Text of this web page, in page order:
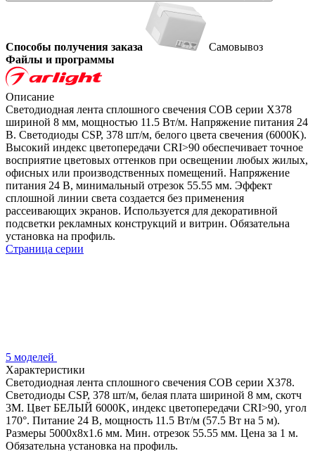
Способы получения заказа
Самовывоз
Файлы и программы
Описание
Светодиодная лента сплошного свечения COB серии X378
шириной 8 мм, мощностью 11.5 Вт/м. Напряжение питания 24
В. Светодиоды CSP, 378 шт/м, белого цвета свечения (6000K).
Высокий индекс цветопередачи CRI>90 обеспечивает точное
восприятие цветовых оттенков при освещении любых жилых,
офисных или производственных помещений. Напряжение
питания 24 В, минимальный отрезок 55.55 мм. Эффект
сплошной линии света создается без применения
рассеивающих экранов. Используется для декоративной
подсветки рекламных конструкций и витрин. Обязательна
установка на профиль.
Страница серии
5 моделей
Характеристики
Светодиодная лента сплошного свечения COB серии X378.
Светодиоды CSP, 378 шт/м, белая плата шириной 8 мм, скотч
3M. Цвет БЕЛЫЙ 6000K, индекс цветопередачи CRI>90, угол
170°. Питание 24 В, мощность 11.5 Вт/м (57.5 Вт на 5 м).
Размеры 5000x8x1.6 мм. Мин. отрезок 55.55 мм. Цена за 1 м.
Обязательна установка на профиль.